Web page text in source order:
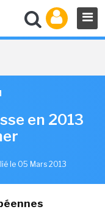
en 2013
le 05 Mars 2013